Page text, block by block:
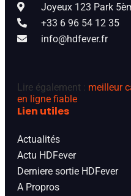
Joyeux 123 Park
+33 6 96 54 12 35
info@hdfever.fr
Lire également : meilleur
en ligne fiable
Lien utiles
Actualités
Actu HDFever
Derniere sortie HDFever
A Propros